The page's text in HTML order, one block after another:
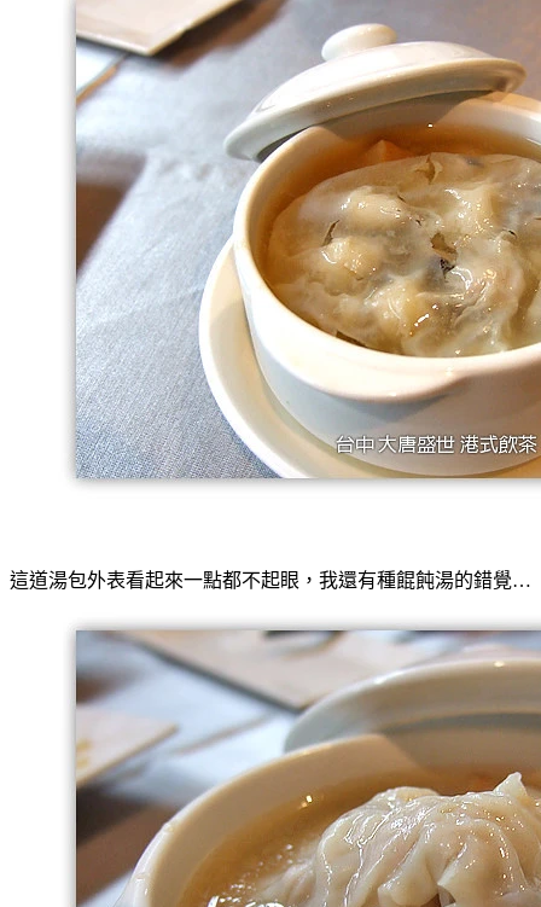
這道湯包外表看起來一點都不起眼，我還有種餛飩湯的錯覺…